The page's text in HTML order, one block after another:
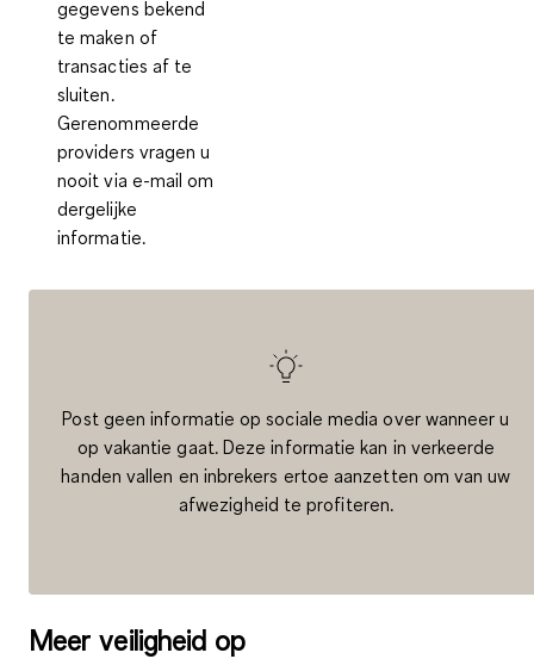
gegevens bekend
te maken of
transacties af te
sluiten.
Gerenommeerde
providers vragen u
nooit via e-mail om
dergelijke
informatie.
Post geen informatie op sociale media over wanneer u
op vakantie gaat. Deze informatie kan in verkeerde
handen vallen en inbrekers ertoe aanzetten om van uw
afwezigheid te profiteren.
Meer veiligheid op